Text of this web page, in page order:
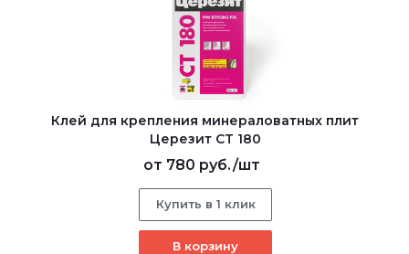
Клей для крепления минераловатных плит
Церезит CT 180
от 780 руб./шт
Купить в 1 клик
В корзину